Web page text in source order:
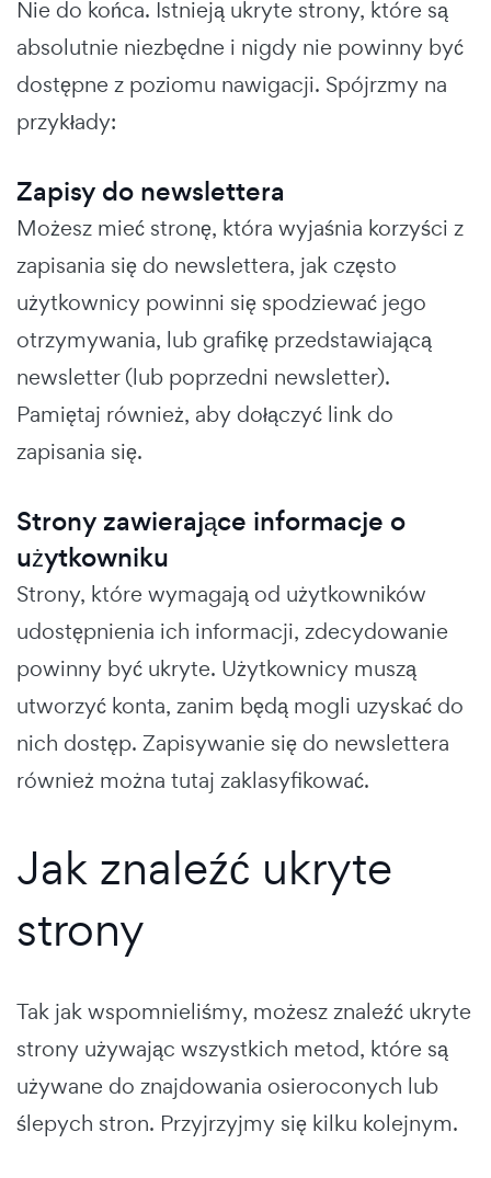
Nie do końca. Istnieją ukryte strony, które są
absolutnie niezbędne i nigdy nie powinny być
dostępne z poziomu nawigacji. Spójrzmy na
przykłady:
Zapisy do newslettera
Możesz mieć stronę, która wyjaśnia korzyści z
zapisania się do newslettera, jak często
użytkownicy powinni się spodziewać jego
otrzymywania, lub grafikę przedstawiającą
newsletter (lub poprzedni newsletter).
Pamiętaj również, aby dołączyć link do
zapisania się.
Strony zawierające informacje o
użytkowniku
Strony, które wymagają od użytkowników
udostępnienia ich informacji, zdecydowanie
powinny być ukryte. Użytkownicy muszą
utworzyć konta, zanim będą mogli uzyskać do
nich dostęp. Zapisywanie się do newslettera
również można tutaj zaklasyfikować.
Jak znaleźć ukryte
strony
Tak jak wspomnieliśmy, możesz znaleźć ukryte
strony używając wszystkich metod, które są
używane do znajdowania osieroconych lub
ślepych stron. Przyjrzyjmy się kilku kolejnym.